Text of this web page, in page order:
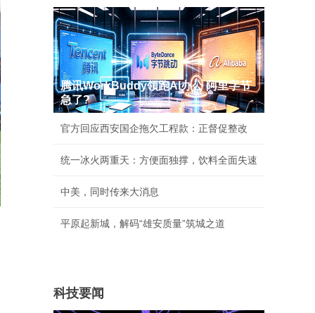
腾讯WorkBuddy领跑AI办公 阿里字节
急了?
官方回应西安国企拖欠工程款：正督促整改
统一冰火两重天：方便面独撑，饮料全面失速
中美，同时传来大消息
平原起新城，解码“雄安质量”筑城之道
科技要闻